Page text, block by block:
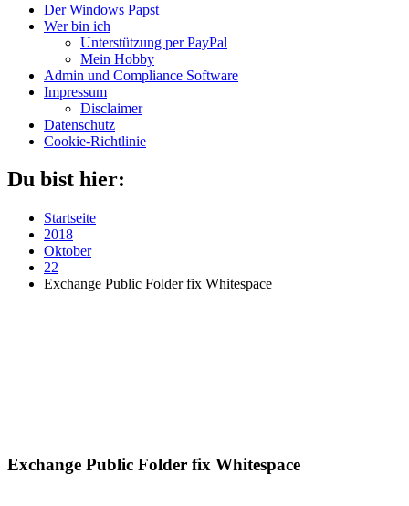
Der Windows Papst
Wer bin ich
Unterstützung per PayPal
Mein Hobby
Admin und Compliance Software
Impressum
Disclaimer
Datenschutz
Cookie-Richtlinie
Du bist hier:
Startseite
2018
Oktober
22
Exchange Public Folder fix Whitespace
Exchange Public Folder fix Whitespace